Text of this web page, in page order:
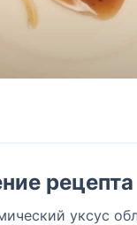
рецепта
уксус